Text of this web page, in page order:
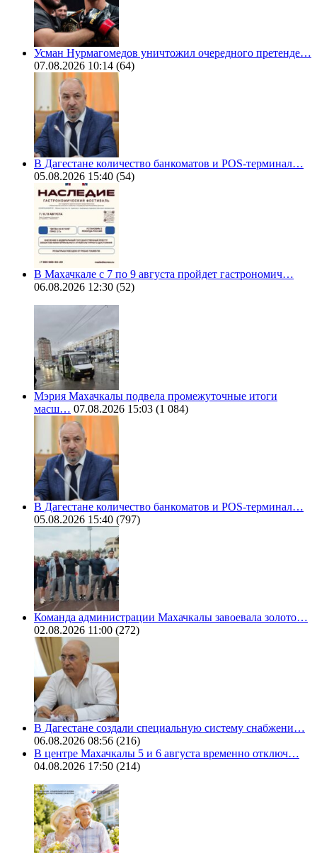
Усман Нурмагомедов уничтожил очередного претенде…
07.08.2026 10:14 (64)
В Дагестане количество банкоматов и POS-терминал…
05.08.2026 15:40 (54)
В Махачкале с 7 по 9 августа пройдет гастрономич…
06.08.2026 12:30 (52)
Мэрия Махачкалы подвела промежуточные итоги
масш… 07.08.2026 15:03 (1 084)
В Дагестане количество банкоматов и POS-терминал…
05.08.2026 15:40 (797)
Команда администрации Махачкалы завоевала золото…
02.08.2026 11:00 (272)
В Дагестане создали специальную систему снабжени…
06.08.2026 08:56 (216)
В центре Махачкалы 5 и 6 августа временно отключ…
04.08.2026 17:50 (214)